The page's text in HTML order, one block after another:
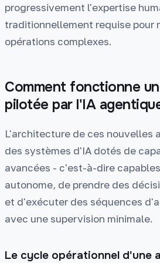
progressivement l'expertise
traditionnellement requise pour
opérations complexes.
Comment fonctionne
pilotée par l'IA
L'architecture de ces nouvelles
des systèmes d'IA dotés de
avancées - c'est-à-dire
autonome, de prendre des
et d'exécuter des séquences
avec une supervision minimale.
Le cycle opérationnel d'une